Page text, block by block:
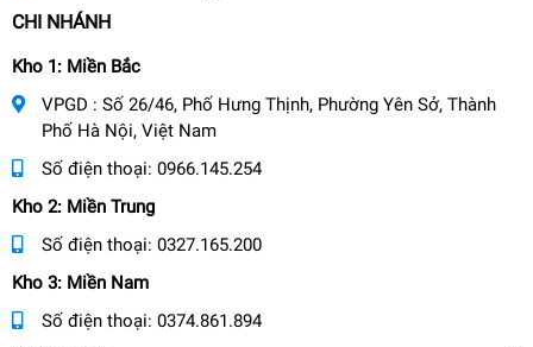
CHI NHÁNH
Kho 1: Miền Bắc
VPGD : Số 26/46, Phố Hưng Thịnh, Phường Yên Sở, Thành
Phố Hà Nội, Việt Nam
Số điện thoại: 0966.145.254
Kho 2: Miền Trung
Số điện thoại: 0327.165.200
Kho 3: Miền Nam
Số điện thoại: 0374.861.894